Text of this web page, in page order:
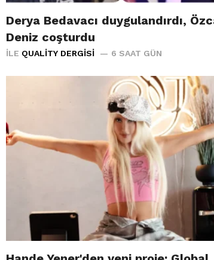
Derya Bedavacı duygulandırdı,
Deniz coşturdu
İLE QUALITY DERGISI 6 SAAT GÜN